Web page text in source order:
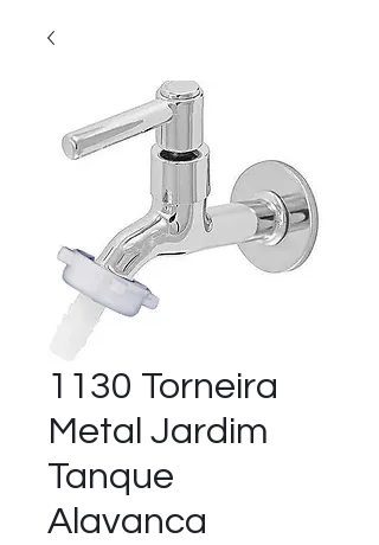
1130 Torneira
Metal Jardim
Tanque
Alavanca